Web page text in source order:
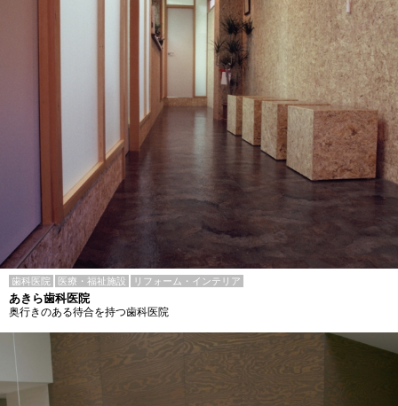
歯科医院 医療・福祉施設 リフォーム・インテリア
あきら歯科医院
奥行きのある待合を持つ歯科医院